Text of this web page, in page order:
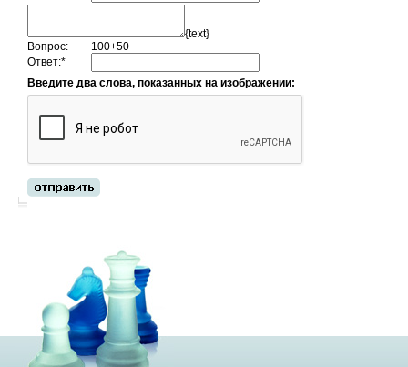
{text}
Вопрос:
100+50
Ответ:*
Введите два слова, показанных на изображении: